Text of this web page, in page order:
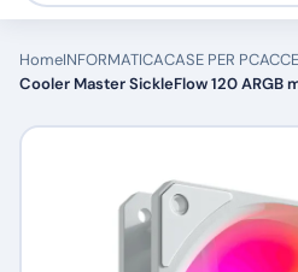
HomeINFORMATICACASE PER PC
Cooler Master SickleFlow 120 ARGB